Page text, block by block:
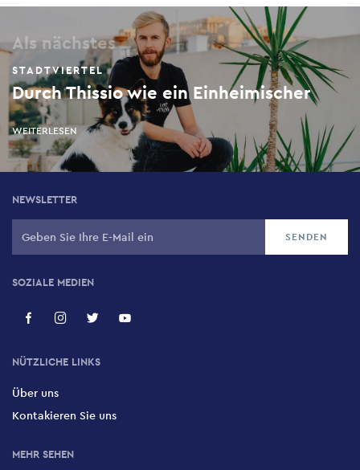
Als nächstes
STADTVIERTEL
Durch Thissio wie ein Einheimischer
WEITERLESEN
NEWSLETTER
SOZIALE MEDIEN
NÜTZLICHE LINKS
Über uns
Kontakieren Sie uns
MEHR SEHEN